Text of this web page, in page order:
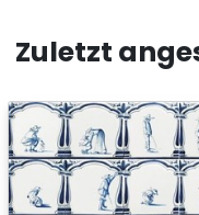
Zuletzt